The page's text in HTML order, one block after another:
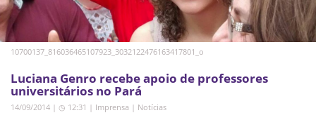
10700137_816036465107923_3032122476163417801_o
Luciana Genro recebe apoio de professores
universitários no Pará
14/09/2014 | ◷ 12:31 | Imprensa | Notícias